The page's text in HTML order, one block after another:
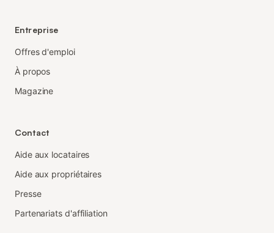
Entreprise
Offres d'emploi
À propos
Magazine
Contact
Aide aux locataires
Aide aux propriétaires
Presse
Partenariats d'affiliation